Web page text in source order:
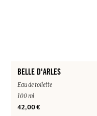
BELLE D'ARLES
Eau de toilette
100 ml
42,00 €